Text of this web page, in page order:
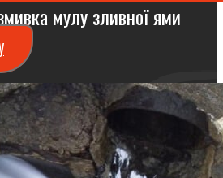
мулу зливної ями